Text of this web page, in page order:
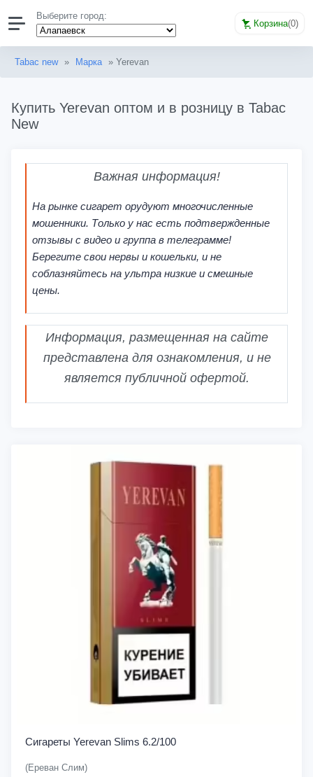
Выберите город:
Корзина(0)
Tabac new » Марка » Yerevan
Купить Yerevan оптом и в розницу в Tabac
New
Важная информация!
На рынке сигарет орудуют многочисленные
мошенники. Только у нас есть подтвержденные
отзывы с видео и группа в телеграмме!
Берегите свои нервы и кошельки, и не
соблазняйтесь на ультра низкие и смешные
цены.
Информация, размещенная на сайте
представлена для ознакомления, и не
является публичной офертой.
Сигареты Yerevan Slims 6.2/100
(Ереван Слим)